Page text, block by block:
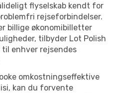
flyselskab kendt for
rejseforbindelser.
billige økonomibilletter
tilbyder Lot Polish
til enhver rejsendes
omkostningseffektive
kan du forvente